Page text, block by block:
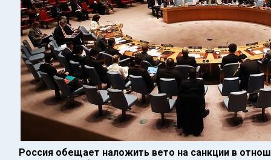
Россия обещает наложить вето на санкции в